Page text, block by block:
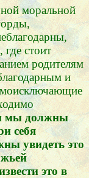
моральной
стоит
родителям
и
мы должны
себя
увидеть это
это в